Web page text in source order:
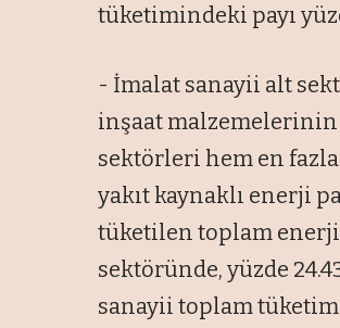
tüketimindeki payı
- İmalat sanayii alt
inşaat
sektörleri hem en
yakıt kaynaklı enerji
tüketilen toplam
sektöründe, yüzde
sanayii toplam